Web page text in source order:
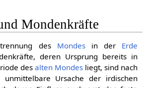
Mondenkräfte
des Mondesin der Erde
deren Ursprung bereits in
des alten Mondes liegt, sind nach
Ursache der irdischen